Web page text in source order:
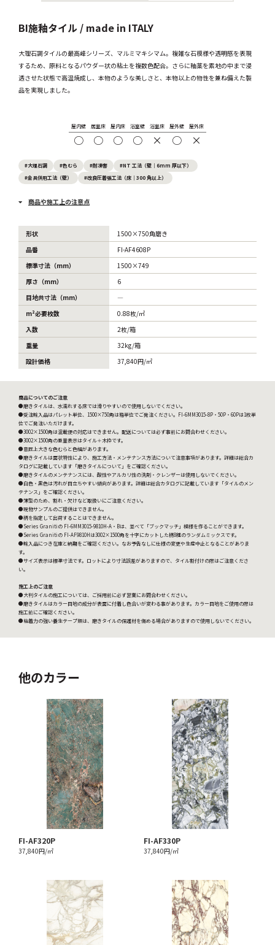
BI施釉タイル / made in ITALY
大理石調タイルの最高峰シリーズ、マルミマキシマム。複雑な石模様や透明感を表現
するため、原料となるパウダー状の粘土を複数色配合。さらに釉薬を素地の中まで浸
透させた状態で高温焼成し、本物のような美しさと、本物以上の物性を兼ね備えた製
品を実現しました。
屋内壁
○
居室床
○
屋内床
○
浴室壁
○
浴室床
×
屋外壁
○
屋外床
×
#大理石調 #色むら #耐凍害
#NT 工法（壁｜6mm 厚以下）
#金具併用工法（壁）
#改良圧着張工法（床｜300 角以上）
商品や施工上の注意点
形状
品番
標準寸法（mm）
厚さ（mm）
目地共寸法（mm）
m²必要枚数
入数
重量
設計価格
1500×750角磨き
FI-AF4608P
1500×749
6
―
0.88枚/㎡
2枚/箱
32kg/箱
37,840円/㎡
商品についてのご注意
●磨きタイルは、水濡れする床では滑りやすいので使用しないでください。
●受注輸入品はパレット単位、1500×750角は箱単位でご発注ください。FI-6MM3015-8P・50P・60Pは1枚単
位でご発注いただけます。
●3002×1500角は混載便の対応はできません。配送については必ず事前にお問合わせください。
●3002×1500角の重量表示はタイル＋木枠です。
●意匠上大きな色むらと色幅があります。
●磨きタイルは面状特性により、施工方法・メンテナンス方法について注意事項があります。詳細は総合カ
タログに記載しています「磨きタイルについて」をご確認ください。
●磨きタイルのメンテナンスには、酸性やアルカリ性の洗剤・クレンザーは使用しないでください。
●白色・黒色は汚れが目立ちやすい傾向があります。詳細は総合カタログに記載しています「タイルのメン
テナンス」をご確認ください。
●薄型のため、割れ・欠けなど取扱いにご注意ください。
●現物サンプルのご提供はできません。
●柄を指定して出荷することはできません。
●Series Granitiの FI-6MM3015-9810H-A・Bは、並べて「ブックマッチ」模様を作ることができます。
●Series Granitiの FI-AF9810Hは3002×1500角を十字にカットした柄8種のランダムミックスです。
●輸入品につき在庫と納期をご確認ください。なお予告なしに仕様の変更や生産中止となることがありま
す。
●サイズ表示は標準寸法です。ロットにより寸法誤差がありますので、タイル割付けの際はご注意くださ
い。
施工上のご注意
●大判タイルの施工については、ご採用前に必ず営業にお問合わせください。
●磨きタイルはカラー目地の成分が表面に付着し色合いが変わる事があります。カラー目地をご使用の際は
施工前にご確認ください。
●粘着力の強い養生テープ類は、磨きタイルの保護材を傷める場合がありますので使用しないでください。
他のカラー
FI-AF320P
37,840円/㎡
FI-AF330P
37,840円/㎡